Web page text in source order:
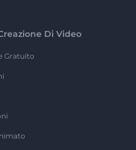
Di Video
Gratuito